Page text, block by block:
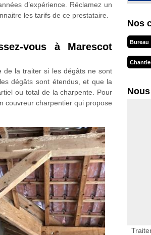
d’expérience. Réclamez un
les tarifs de ce prestataire.
vous à Marescot
de la traiter si les dégâts ne sont
dégâts sont étendus, et que la
ou total de la charpente. Pour
couvreur charpentier qui propose
Nos
Bureau